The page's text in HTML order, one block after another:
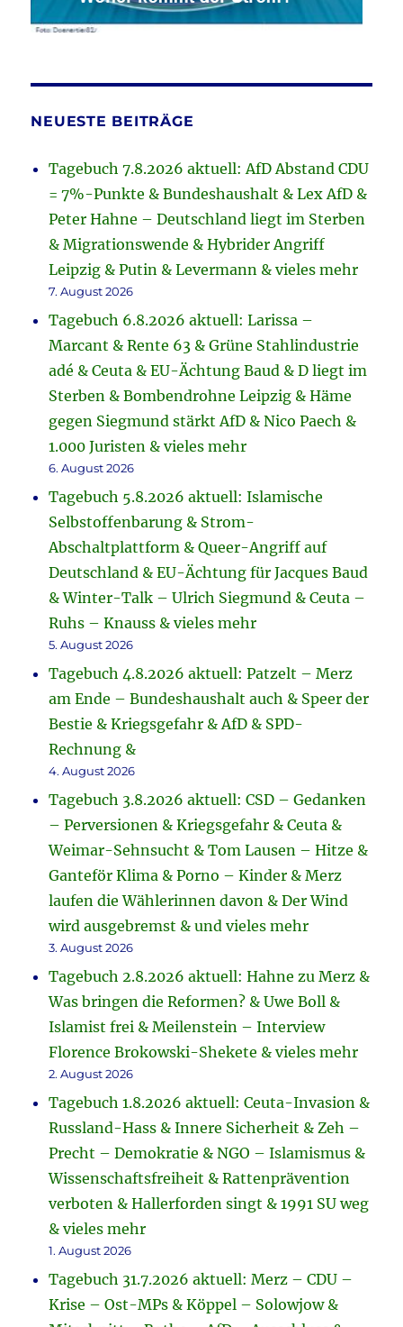
NEUESTE BEITRÄGE
Tagebuch 7.8.2026 aktuell: AfD Abstand CDU
= 7%-Punkte & Bundeshaushalt & Lex AfD &
Peter Hahne – Deutschland liegt im Sterben
& Migrationswende & Hybrider Angriff
Leipzig & Putin & Levermann & vieles mehr
7. August 2026
Tagebuch 6.8.2026 aktuell: Larissa –
Marcant & Rente 63 & Grüne Stahlindustrie
adé & Ceuta & EU-Ächtung Baud & D liegt im
Sterben & Bombendrohne Leipzig & Häme
gegen Siegmund stärkt AfD & Nico Paech &
1.000 Juristen & vieles mehr
6. August 2026
Tagebuch 5.8.2026 aktuell: Islamische
Selbstoffenbarung & Strom-
Abschaltplattform & Queer-Angriff auf
Deutschland & EU-Ächtung für Jacques Baud
& Winter-Talk – Ulrich Siegmund & Ceuta –
Ruhs – Knauss & vieles mehr
5. August 2026
Tagebuch 4.8.2026 aktuell: Patzelt – Merz
am Ende – Bundeshaushalt auch & Speer der
Bestie & Kriegsgefahr & AfD & SPD-
Rechnung &
4. August 2026
Tagebuch 3.8.2026 aktuell: CSD – Gedanken
– Perversionen & Kriegsgefahr & Ceuta &
Weimar-Sehnsucht & Tom Lausen – Hitze &
Ganteför Klima & Porno – Kinder & Merz
laufen die Wählerinnen davon & Der Wind
wird ausgebremst & und vieles mehr
3. August 2026
Tagebuch 2.8.2026 aktuell: Hahne zu Merz &
Was bringen die Reformen? & Uwe Boll &
Islamist frei & Meilenstein – Interview
Florence Brokowski-Shekete & vieles mehr
2. August 2026
Tagebuch 1.8.2026 aktuell: Ceuta-Invasion &
Russland-Hass & Innere Sicherheit & Zeh –
Precht – Demokratie & NGO – Islamismus &
Wissenschaftsfreiheit & Rattenprävention
verboten & Hallerforden singt & 1991 SU weg
& vieles mehr
1. August 2026
Tagebuch 31.7.2026 aktuell: Merz – CDU –
Krise – Ost-MPs & Köppel – Solowjow &